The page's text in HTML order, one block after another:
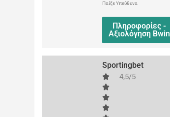
Παίξε Υπεύθυνα
Πληροφορίες -
Αξιολόγηση Bwin
Sportingbet
4,5/5